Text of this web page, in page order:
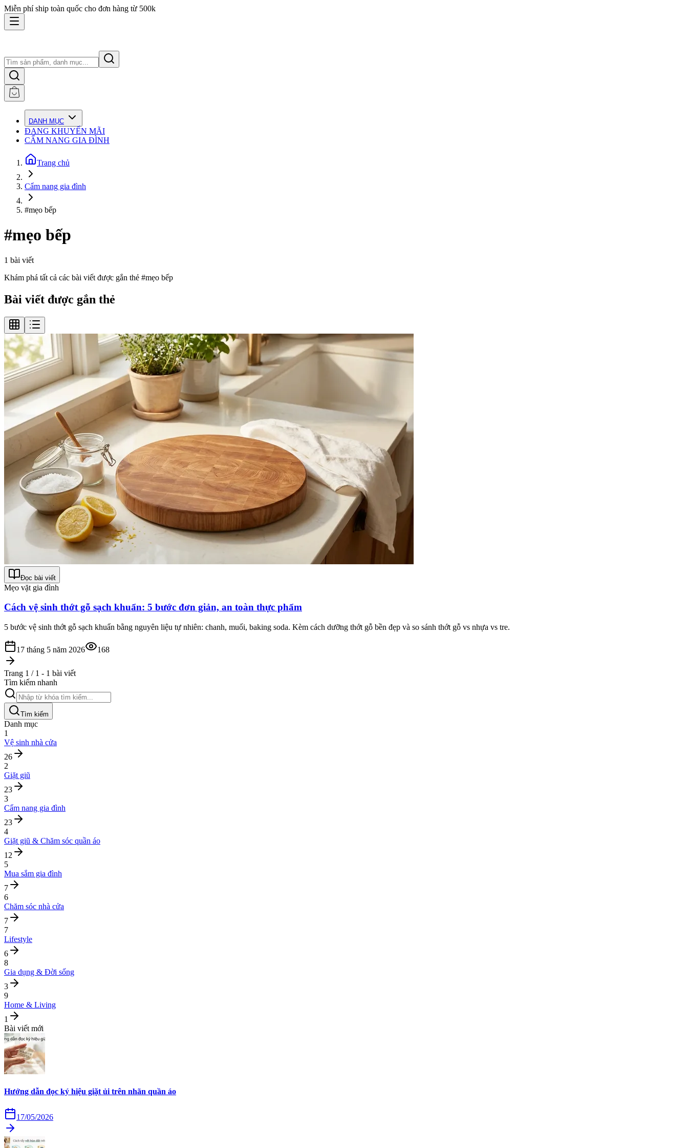
Miễn phí ship toàn quốc cho đơn hàng từ 500k
DANH MỤC
ĐANG KHUYẾN MÃI
CẨM NANG GIA ĐÌNH
Trang chủ
Cẩm nang gia đình
#mẹo bếp
#mẹo bếp
1 bài viết
Khám phá tất cả các bài viết được gắn thẻ #mẹo bếp
Bài viết được gắn thẻ
Đọc bài viết
Mẹo vặt gia đình
Cách vệ sinh thớt gỗ sạch khuẩn: 5 bước đơn giản, an toàn thực phẩm
5 bước vệ sinh thớt gỗ sạch khuẩn bằng nguyên liệu tự nhiên: chanh, muối, baking soda. Kèm cách dưỡng thớt gỗ bền đẹp và so sánh thớt gỗ vs nhựa vs tre.
17 tháng 5 năm 2026 168
Trang 1 / 1 - 1 bài viết
Tìm kiếm nhanh
Tìm kiếm
Danh mục
1
Vệ sinh nhà cửa
26
2
Giặt giũ
23
3
Cẩm nang gia đình
23
4
Giặt giũ & Chăm sóc quần áo
12
5
Mua sắm gia đình
7
6
Chăm sóc nhà cửa
7
7
Lifestyle
6
8
Gia dụng & Đời sống
3
9
Home & Living
1
Bài viết mới
Hướng dẫn đọc ký hiệu giặt ủi trên nhãn quần áo
17/05/2026